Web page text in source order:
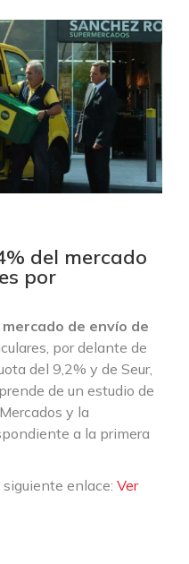
del mercado
por
de envío de
por delante de
del 9,2% y de Seur,
de un estudio de
y la
a la primera
enlace: Ver